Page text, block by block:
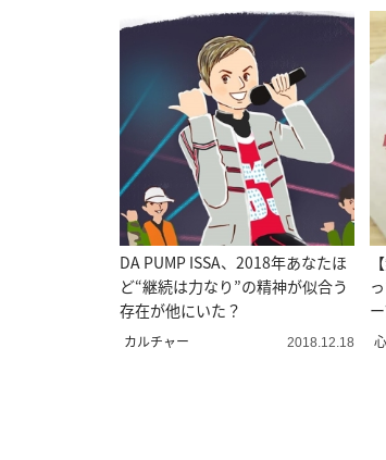
DA PUMP ISSA、2018年あなたほ
ど“継続は力なり”の精神が似合う
存在が他にいた？
カルチャー 2018.12.18